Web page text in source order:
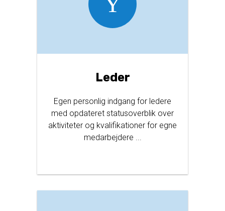
Leder
Egen personlig indgang for ledere
med opdateret statusoverblik over
aktiviteter og kvalifikationer for egne
medarbejdere ...